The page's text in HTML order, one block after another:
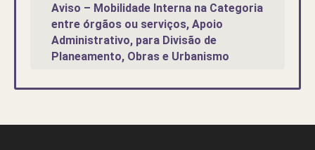
Aviso – Mobilidade Interna na Categoria
entre órgãos ou serviços, Apoio
Administrativo, para Divisão de
Planeamento, Obras e Urbanismo